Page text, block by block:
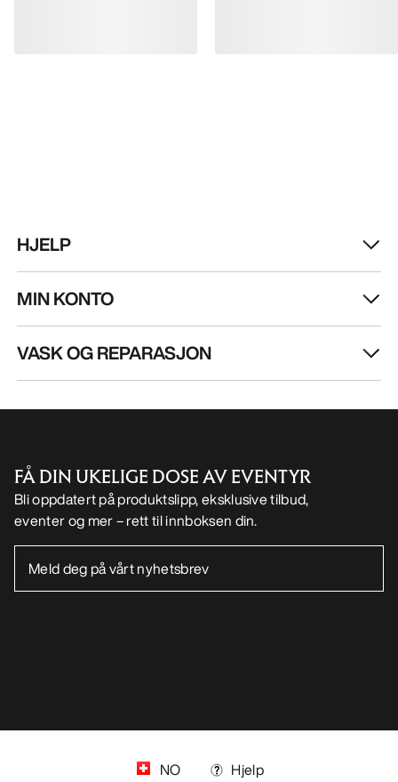
HJELP
MIN KONTO
VASK OG REPARASJON
FÅ DIN UKELIGE DOSE AV EVENTYR
Bli oppdatert på produktslipp, eksklusive tilbud,
eventer og mer – rett til innboksen din.
NO Hjelp